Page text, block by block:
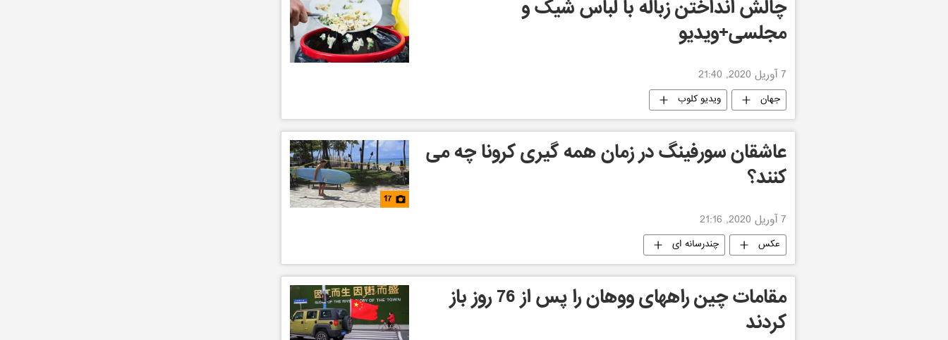
چالش انداختن زباله با لباس شیک و
مجلسی+ویدیو
7 آوریل 2020, 21:40
جهان ویدیو کلوب
عاشقان سورفینگ در زمان همه گیری کرونا چه می
کنند؟
17
7 آوریل 2020, 21:16
عکس چندرسانه ای
مقامات چین راههای ووهان را پس از 76 روز باز
کردند